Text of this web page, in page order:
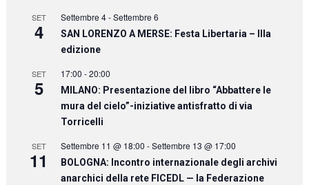
SET
4
Settembre 4-Settembre 6
SAN LORENZO A MERSE: Festa Libertaria – IIIa
edizione
SET
5
17:00 -20:00
MILANO: Presentazione del libro “Abbattere le
mura del cielo”-iniziative antisfratto di via
Torricelli
SET
11
Settembre 11 @ 18:00 -Settembre 13 @ 17:00
BOLOGNA: Incontro internazionale degli archivi
anarchici della rete FICEDL — la Federazione